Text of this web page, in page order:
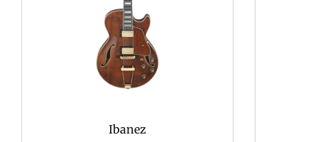
Ibanez